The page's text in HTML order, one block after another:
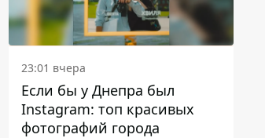
23:01 вчера
Если бы у Днепра был
Instagram: топ красивых
фотографий города